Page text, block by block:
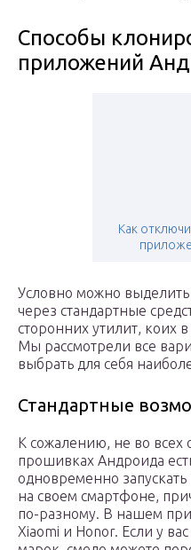
Способы
приложений
Как
Условно можно
через стандартные
сторонних утилит, коих
Мы рассмотрели все
выбрать для себя
Стандартные
К сожалению, не во всех
прошивках Андроида
одновременно
на своем смартфоне,
по-разному. В нашем
Xiaomi и Honor. Если у